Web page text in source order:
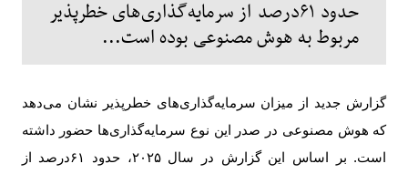
حدود ۶۱درصد از سرمایه‌گذاری‌های خطرپذیر
مربوط به هوش مصنوعی بوده است...
گزارش جدید از میزان سرمایه‌گذاری‌های خطرپذیر نشان می‌دهد
که هوش مصنوعی در صدر این نوع سرمایه‌گذاری‌ها حضور داشته
است. بر اساس این گزارش در سال۲۰۲۵، حدود ۶۱درصد از